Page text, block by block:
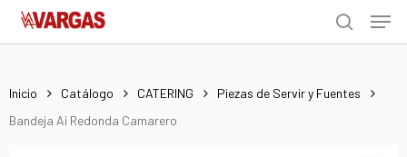
Skip
search
Menu
Inicio Catálogo CATERING
Piezas de Servir y Fuentes
Bandeja Ai Redonda Camarero